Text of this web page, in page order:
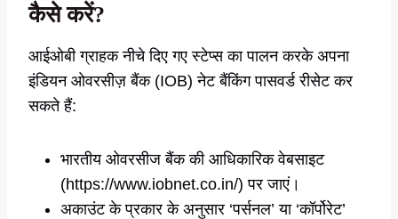
कैसे करें?
आईओबी ग्राहक नीचे दिए गए स्टेप्स का पालन करके अपना
इंडियन ओवरसीज़ बैंक (IOB) नेट बैंकिंग पासवर्ड रीसेट कर
सकते हैं:
भारतीय ओवरसीज बैंक की आधिकारिक वेबसाइट
(https://www.iobnet.co.in/) पर जाएं।
अकाउंट के प्रकार के अनुसार ‘पर्सनल’ या ‘कॉर्पोरेट’